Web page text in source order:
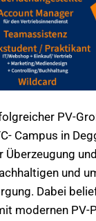
PV-
Campus in
Überzeugung
und
Dabei
modernen PV-